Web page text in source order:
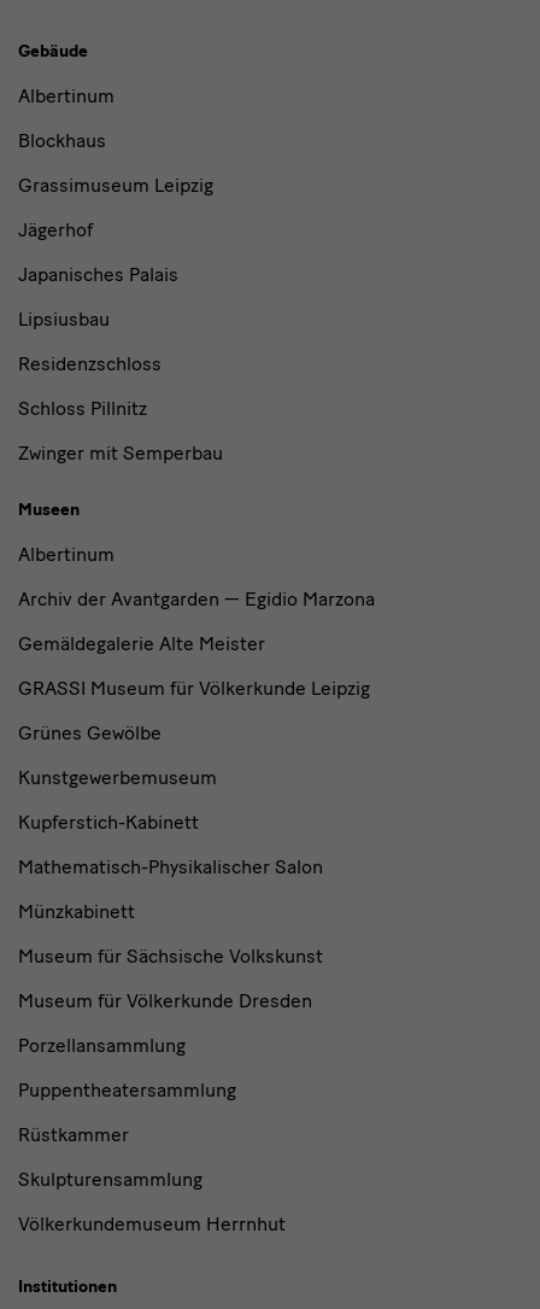
Gebäude,
Museen
Gebäude
Albertinum
Blockhaus
Grassimuseum Leipzig
Jägerhof
Japanisches Palais
Lipsiusbau
Residenzschloss
Schloss Pillnitz
Zwinger mit Semperbau
Museen
Albertinum
Archiv der Avantgarden — Egidio Marzona
Gemäldegalerie Alte Meister
GRASSI Museum für Völkerkunde Leipzig
Grünes Gewölbe
Kunstgewerbemuseum
Kupferstich-Kabinett
Mathematisch-Physikalischer Salon
Münzkabinett
Museum für Sächsische Volkskunst
Museum für Völkerkunde Dresden
Porzellansammlung
Puppentheatersammlung
Rüstkammer
Skulpturensammlung
Völkerkundemuseum Herrnhut
Institutionen